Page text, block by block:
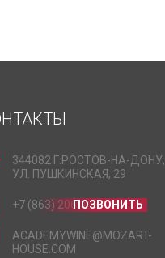
344082 Г.РОСТОВ-НА-ДОНУ,
УЛ. ПУШКИНСКАЯ, 29
+7 (863) 206-15-15
ПОЗВОНИТЬ
ACADEMYWINE@MOZART-
HOUSE.COM